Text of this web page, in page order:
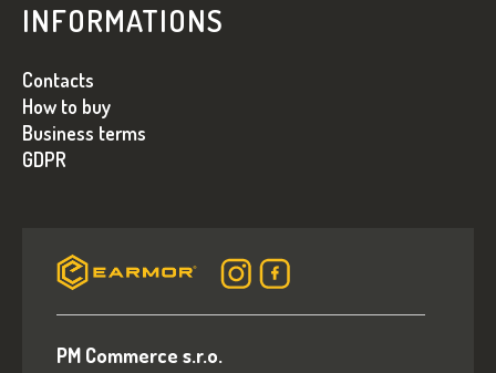
INFORMATIONS
Contacts
How to buy
Business terms
GDPR
PM Commerce s.r.o.